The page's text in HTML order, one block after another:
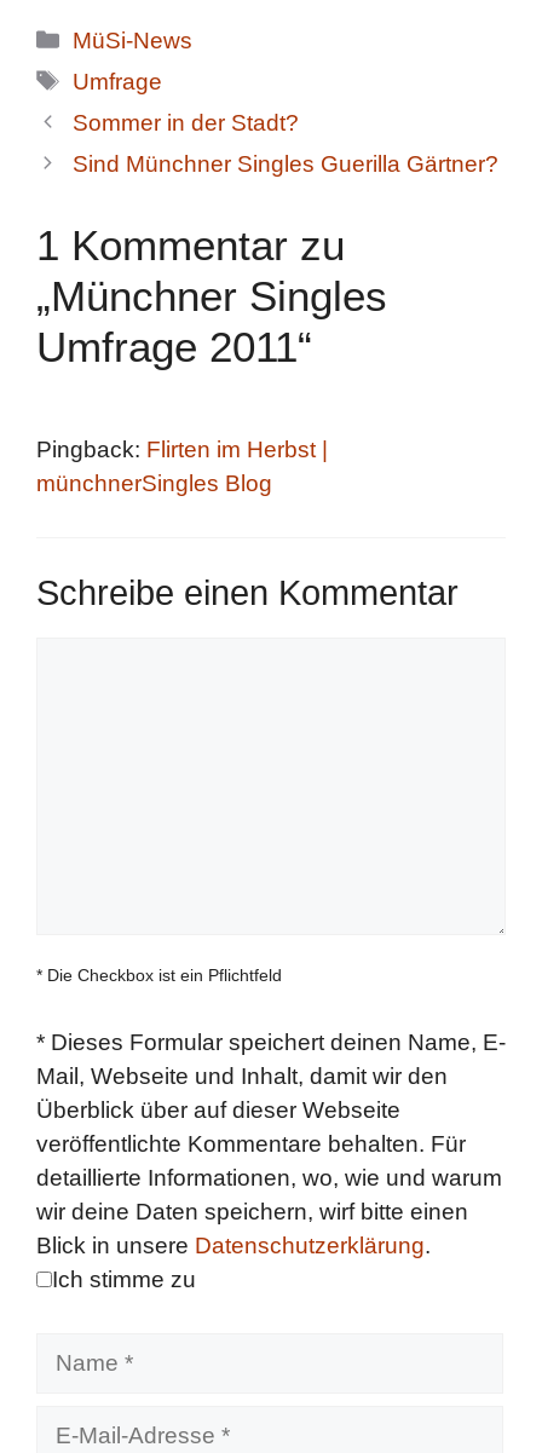
Kategorien
MüSi-News
Schlagwörter
Umfrage
Sommer in der Stadt?
Sind Münchner Singles Guerilla Gärtner?
1 Kommentar zu
„Münchner Singles
Umfrage 2011“
Pingback: Flirten im Herbst |
münchnerSingles Blog
Schreibe einen Kommentar
* Die Checkbox ist ein Pflichtfeld
* Dieses Formular speichert deinen Name, E-
Mail, Webseite und Inhalt, damit wir den
Überblick über auf dieser Webseite
veröffentlichte Kommentare behalten. Für
detaillierte Informationen, wo, wie und warum
wir deine Daten speichern, wirf bitte einen
Blick in unsere Datenschutzerklärung.
Ich stimme zu